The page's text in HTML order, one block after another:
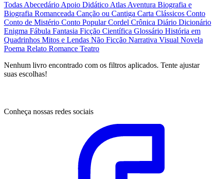
TodasAbecedárioApoio DidáticoAtlasAventura Biografia e
Biografia Romanceada Canção ou Cantiga Carta Clássicos Conto
Conto de Mistério Conto PopularCordel Crônica Diário Dicionário
Enigma Fábula Fantasia Ficção Científica Glossário História em
Quadrinhos Mitos e Lendas Não Ficção Narrativa Visual Novela
Poema Relato Romance Teatro
Nenhum livro encontrado com os filtros aplicados. Tente ajustar
suas escolhas!
Conheça nossas redes sociais